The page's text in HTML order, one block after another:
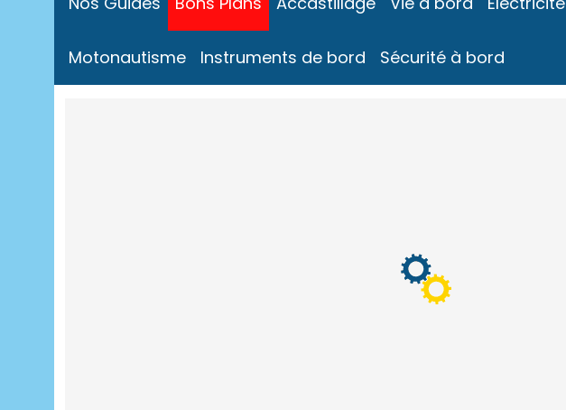
Motonautisme Instruments de bord Sécurité à bord